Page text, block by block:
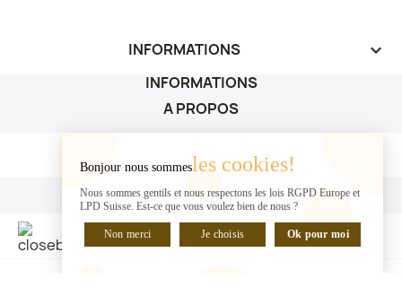
INFORMATIONS keyboard_arrow_down
INFORMATIONS
A PROPOS
A PROPOS
VOTRE COMPTE
VOTRE COMPTE
Bonjour nous sommesles cookies!
Nous sommes gentils et nous respectons les lois RGPD Europe et
LPD Suisse. Est-ce que vous voulez bien de nous ?
Non merci Je choisis Ok pour moi
DISCUTER EN LIGNE